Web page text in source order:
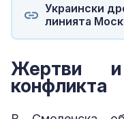
Украински
линията
Жертви
конфликта